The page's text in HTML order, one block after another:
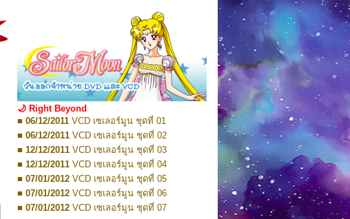
Pretty Guardian Sailor Moon Eternal
Pretty Guardian Sailor Moon Eternal
Edition 10
■ TBA 2026Code Name: Sailor V 1
■ TBA 2026Code Name: Sailor V 2
VCD เซเลอร์มูน คริสตัล VOL.9
VCD เซเลอร์มูน คริสตัล VOL.10
■ 10/08/2016
VCD เซเลอร์มูน คริสตัล VOL.11
■ 10/08/2016VCD เซเลอร์มูน คริสตัล VOL.12
■ 17/08/2016VCD เซเลอร์มูน คริสตัล VOL.13
■ 26/05/2016 DVD เซเลอร์มูน คริสตัล VOL.1
■ 08/07/2016DVD เซเลอร์มูน คริสตัล VOL.2
■ 19/08/2016 DVD เซเลอร์มูน คริสตัล VOL.3
■ 08/09/2016 DVD เซเลอร์มูน คริสตัล VOL.4
■ 07/10/2016 DVD เซเลอร์มูน คริสตัล VOL.5
■ 28/10/2016 DVD เซเลอร์มูน คริสตัล VOL.6
■ 17/11/2016DVD เซเลอร์มูน คริสตัล VOL.7
■ 17/11/2016DVD เซเลอร์มูน คริสตัล VOL.8
■ 01/01/2017 DVD เซเลอร์มูน คริสตัล Box-Set
🌙 Right Beyond
■ 06/12/2011 VCD เซเลอร์มูน ชุดที่ 01
■ 06/12/2011 VCD เซเลอร์มูน ชุดที่ 02
■ 12/12/2011 VCD เซเลอร์มูน ชุดที่ 03
■ 12/12/2011 VCD เซเลอร์มูน ชุดที่ 04
■ 07/01/2012 VCD เซเลอร์มูน ชุดที่ 05
■ 07/01/2012 VCD เซเลอร์มูน ชุดที่ 06
■ 07/01/2012 VCD เซเลอร์มูน ชุดที่ 07